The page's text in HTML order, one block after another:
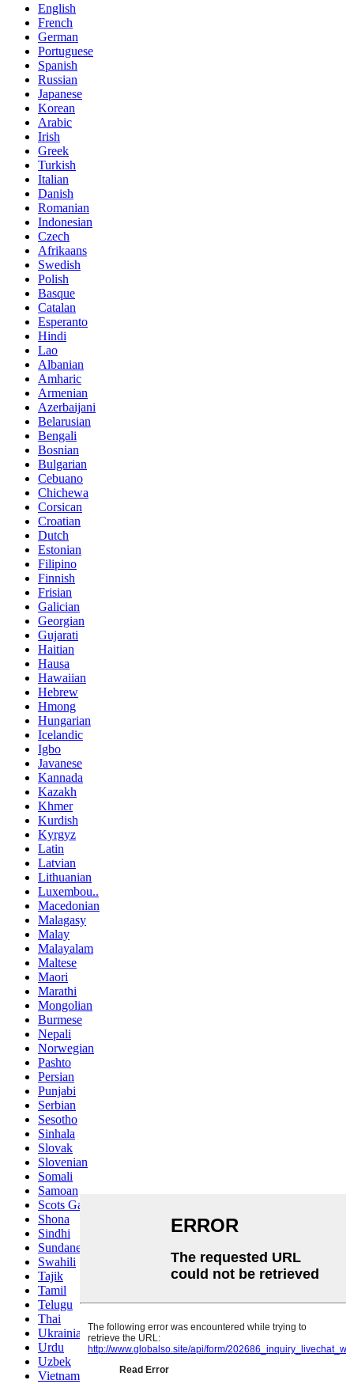
English
French
German
Portuguese
Spanish
Russian
Japanese
Korean
Arabic
Irish
Greek
Turkish
Italian
Danish
Romanian
Indonesian
Czech
Afrikaans
Swedish
Polish
Basque
Catalan
Esperanto
Hindi
Lao
Albanian
Amharic
Armenian
Azerbaijani
Belarusian
Bengali
Bosnian
Bulgarian
Cebuano
Chichewa
Corsican
Croatian
Dutch
Estonian
Filipino
Finnish
Frisian
Galician
Georgian
Gujarati
Haitian
Hausa
Hawaiian
Hebrew
Hmong
Hungarian
Icelandic
Igbo
Javanese
Kannada
Kazakh
Khmer
Kurdish
Kyrgyz
Latin
Latvian
Lithuanian
Luxembou..
Macedonian
Malagasy
Malay
Malayalam
Maltese
Maori
Marathi
Mongolian
Burmese
Nepali
Norwegian
Pashto
Persian
Punjabi
Serbian
Sesotho
Sinhala
Slovak
Slovenian
Somali
Samoan
Scots Gaelic
Shona
Sindhi
Sundanese
Swahili
Tajik
Tamil
Telugu
Thai
Ukrainian
Urdu
Uzbek
Vietnamese